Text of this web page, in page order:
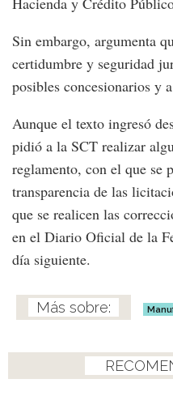
Sin embargo, argumenta
certidumbre y seguridad
posibles concesionarios y
Aunque el texto ingresó
pidió a la SCT realizar
reglamento, con el que se
transparencia de las
que se realicen las
en el Diario Oficial de la
día siguiente.